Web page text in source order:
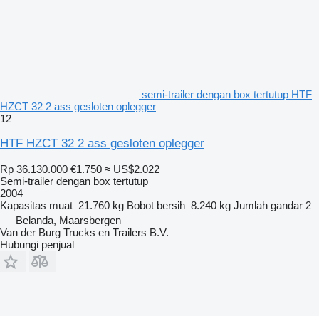
semi-trailer dengan box tertutup HTF
HZCT 32 2 ass gesloten oplegger
12
HTF HZCT 32 2 ass gesloten oplegger
Rp 36.130.000 €1.750 ≈ US$2.022
Semi-trailer dengan box tertutup
2004
Kapasitas muat 21.760 kg Bobot bersih 8.240 kg Jumlah gandar 2
Belanda, Maarsbergen
Van der Burg Trucks en Trailers B.V.
Hubungi penjual